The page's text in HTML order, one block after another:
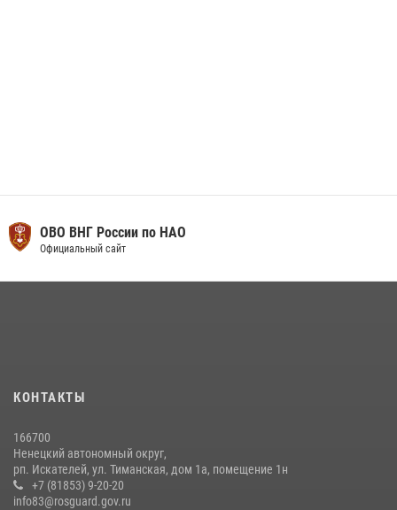
ОВО ВНГ России по НАО
Официальный сайт
КОНТАКТЫ
166700
Ненецкий автономный округ,
рп. Искателей, ул. Тиманская, дом 1а, помещение 1н
+7 (81853) 9-20-20
info83@rosguard.gov.ru